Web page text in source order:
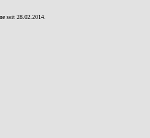
seit 28.02.2014.